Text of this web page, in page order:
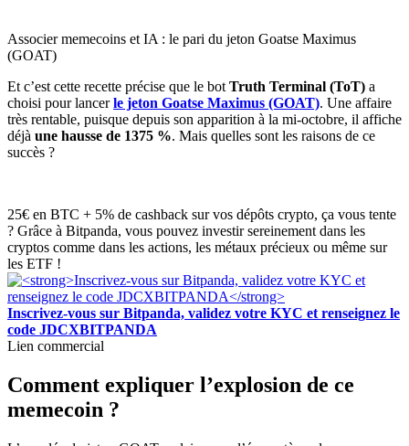
Associer memecoins et IA : le pari du jeton Goatse Maximus
(GOAT)
Et c’est cette recette précise que le bot Truth Terminal (ToT) a
choisi pour lancerle jeton Goatse Maximus (GOAT). Une affaire
très rentable, puisque depuis son apparition à la mi-octobre, il affiche
déjà une hausse de 1375 %. Mais quelles sont les raisons de ce
succès ?
25€ en BTC + 5% de cashback sur vos dépôts crypto, ça vous tente
? Grâce à Bitpanda, vous pouvez investir sereinement dans les
cryptos comme dans les actions, les métaux précieux ou même sur
les ETF !
Inscrivez-vous sur Bitpanda, validez votre KYC et renseignez le
code JDCXBITPANDA
Lien commercial
Comment expliquer l’explosion de ce
memecoin ?